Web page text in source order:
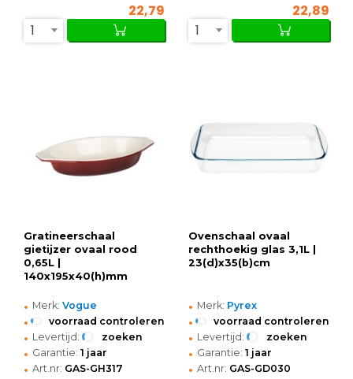
22,79
1
22,89
1
Gratineerschaal
gietijzer ovaal rood
0,65L |
140x195x40(h)mm
• Merk: Vogue
• voorraad controleren
• Levertijd: zoeken
• Garantie: 1 jaar
• Art.nr: GAS-GH317
Ovenschaal ovaal
rechthoekig glas 3,1L |
23(d)x35(b)cm
• Merk: Pyrex
• voorraad controleren
• Levertijd: zoeken
• Garantie: 1 jaar
• Art.nr: GAS-GD030